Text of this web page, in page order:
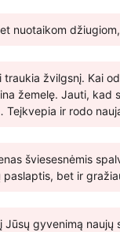
nuotaikom
traukia žvilgsnį. Kai
žemelę. Jauti,
Teįkvepia ir rodo
šviesesnėmis
bet ir
Jūsų gyvenimą